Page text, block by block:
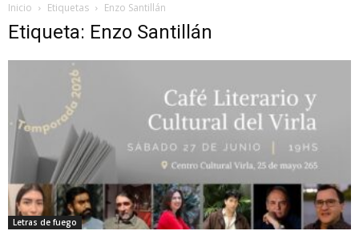
Inicio Etiquetas Enzo Santillán
Etiqueta: Enzo Santillán
Letras de fuego